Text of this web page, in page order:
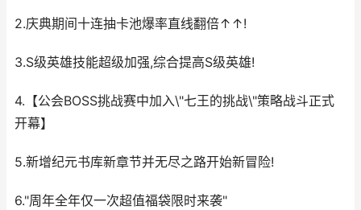
2.庆典期间十连抽卡池爆率直线翻倍↑↑!
3.S级英雄技能超级加强,综合提高S级英雄!
4.【公会BOSS挑战赛中加入\"七王的挑战\"策略战斗正式
开幕】
5.新增纪元书库新章节并无尽之路开始新冒险!
6."周年全年仅一次超值福袋限时来袭"